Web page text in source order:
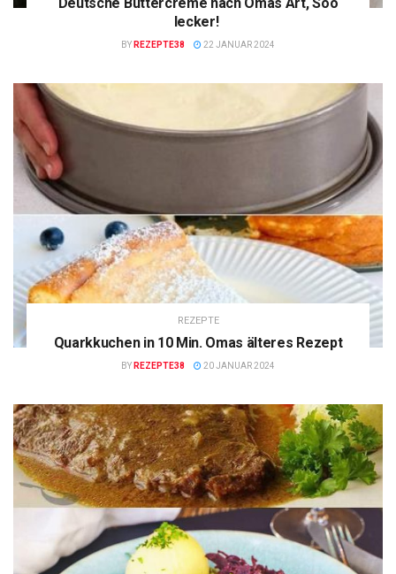
lecker!
BY REZEPTE38 22 JANUAR 2024
REZEPTE
Quarkkuchen in 10 Min. Omas älteres Rezept
BY REZEPTE38 20 JANUAR 2024